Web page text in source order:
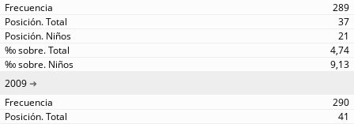
289
37
21
4,74
9,13
2009
290
41